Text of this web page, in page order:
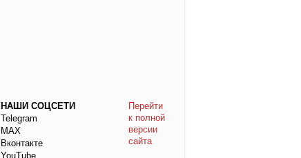
НАШИ СОЦСЕТИ
Telegram
МАХ
Вконтакте
YouTube
Перейти
к полной
версии
сайта